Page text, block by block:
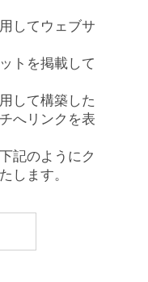
してウェブサ
トを掲載して
して構築した
へリンクを表
記のようにク
します。